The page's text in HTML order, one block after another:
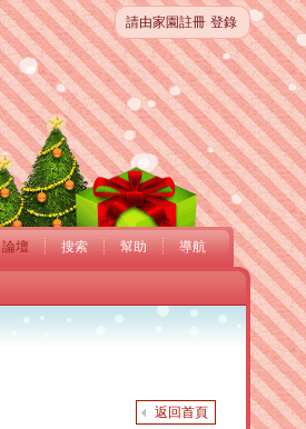
請由家園註冊 登錄
論壇 搜索 幫助 導航
返回首頁